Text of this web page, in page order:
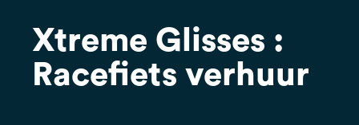
Xtreme Glisses :
Racefiets verhuur